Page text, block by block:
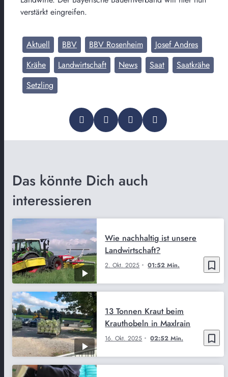
verstärkt eingreifen.
Aktuell BBV BBV Rosenheim
Josef Andres
Krähe
Landwirtschaft News Saat
Saatkrähe
Setzling
Das könnte Dich auch
interessieren
bookmark_border
2. Okt. 2025 01:52 Min.
Wie nachhaltig ist unsere
Landwirtschaft?
bookmark_border
16. Okt. 2025 02:52 Min.
13 Tonnen Kraut beim
Krauthobeln in Maxlrain